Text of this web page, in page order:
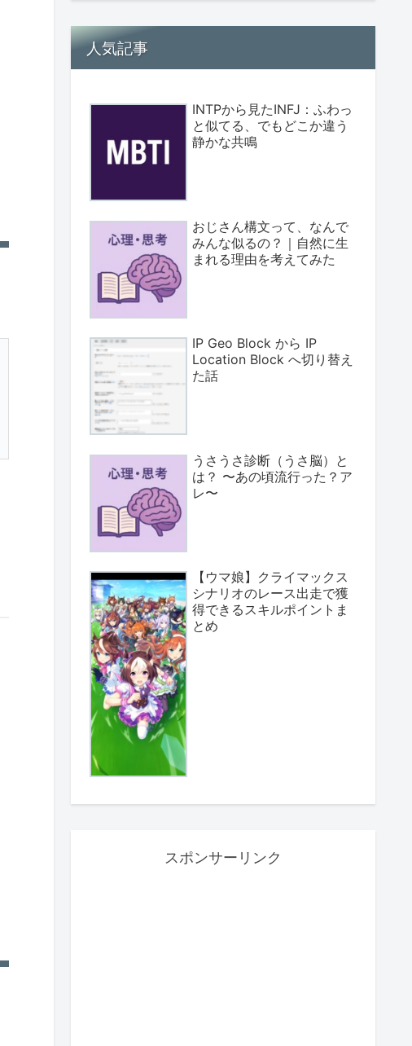
人気記事
INTPから見たINFJ：ふわっ
と似てる、でもどこか違う
静かな共鳴
おじさん構文って、なんで
みんな似るの？｜自然に生
まれる理由を考えてみた
IP Geo Block から IP
Location Block へ切り替え
た話
うさうさ診断（うさ脳）と
は？ 〜あの頃流行った？ア
レ〜
【ウマ娘】クライマックス
シナリオのレース出走で獲
得できるスキルポイントま
とめ
スポンサーリンク